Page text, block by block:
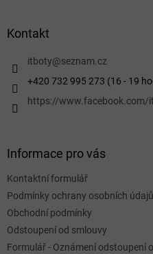
Kontakt
itboty@seznam.cz
+420 732 995 273 (16 - 19
https://www.facebook.com/
Informace pro vás
Kontaktní formulář
Podmínky ochrany osobních údajů
Obchodní podmínky
Odstoupení od smlouvy
Formulář - Oznámení odstoupení